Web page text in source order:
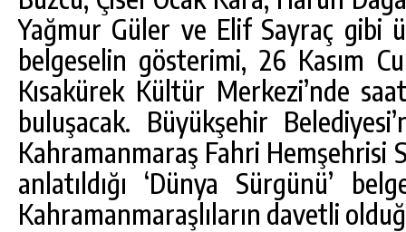
Yağmur Güler ve Elif Sayraç gibi
belgeselin gösterimi, 26 Kasım
Kısakürek Kültür Merkezi’nde
buluşacak. Büyükşehir
Kahramanmaraş Fahri Hemşehrisi
anlatıldığı ‘Dünya Sürgünü’
Kahramanmaraşlıların davetli